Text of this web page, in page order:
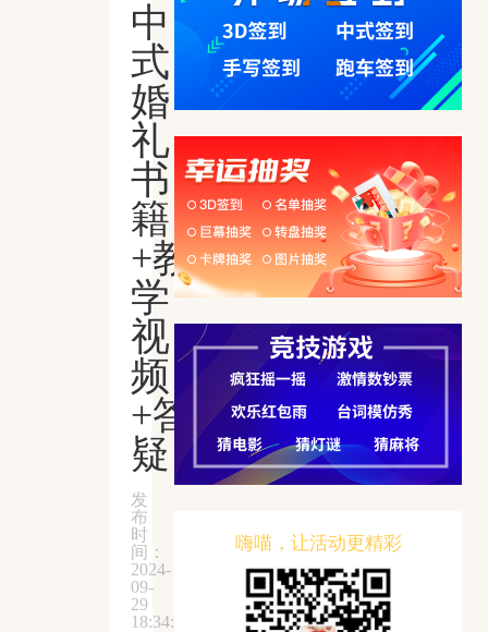
中
式
婚
礼
书
籍
+教
学
视
频
+答
疑
发
布
时
间：
2024-
09-
29
18:34:58
嗨喵，让活动更精彩